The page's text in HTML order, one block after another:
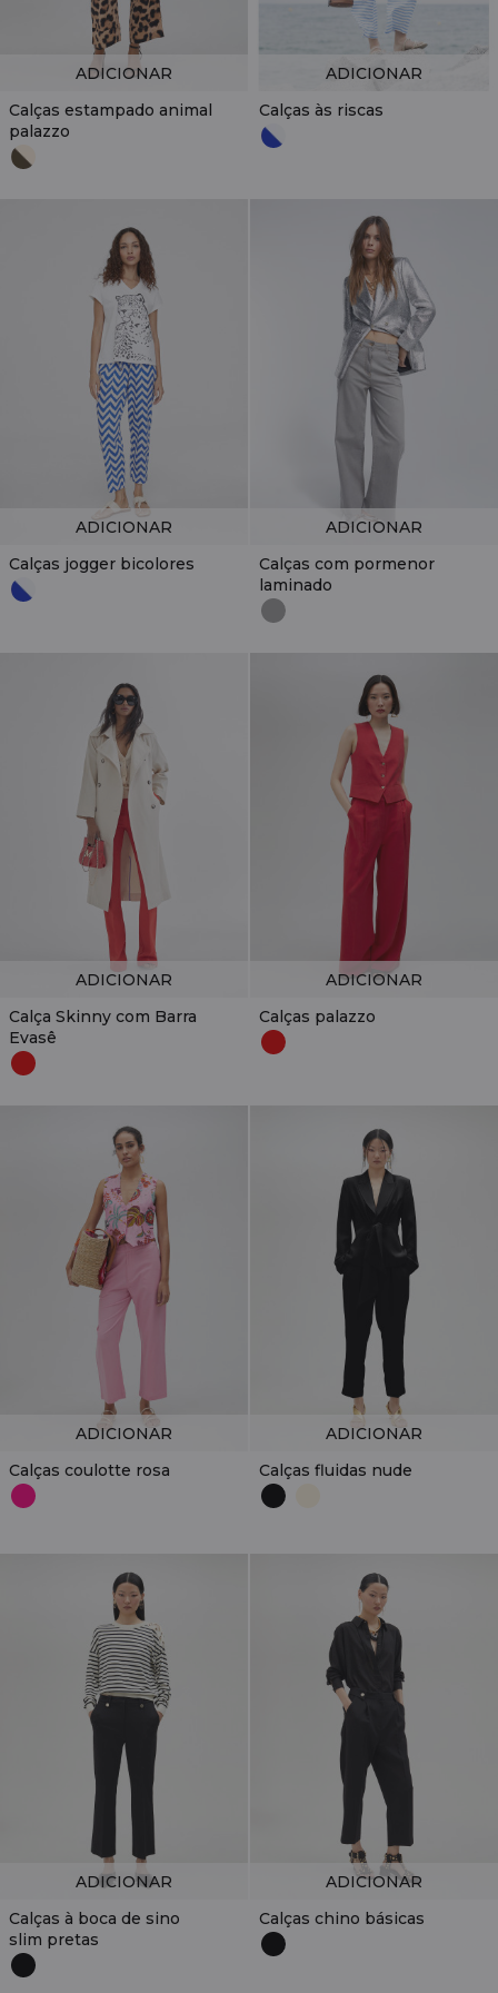
Calças estampado animal
palazzo
ADICIONAR
Calças às riscas
ADICIONAR
Calças jogger bicolores
ADICIONAR
Calças com pormenor
laminado
ADICIONAR
Calça Skinny com Barra
Evasê
ADICIONAR
Calças palazzo
ADICIONAR
Calças coulotte rosa
ADICIONAR
Calças fluidas nude
ADICIONAR
Calças à boca de sino
slim pretas
ADICIONAR
Calças chino básicas
ADICIONAR